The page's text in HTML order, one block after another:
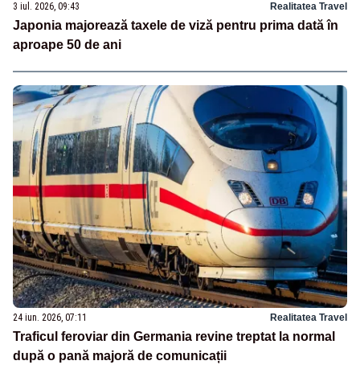
3 iul. 2026, 09:43 Realitatea Travel
Japonia majorează taxele de viză pentru prima dată în
aproape 50 de ani
24 iun. 2026, 07:11 Realitatea Travel
Traficul feroviar din Germania revine treptat la normal
după o pană majoră de comunicații